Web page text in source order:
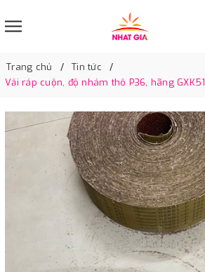
Trang chủ
Tin tức
Vải ráp cuộn, độ nhám thô P36, hãng GXK51